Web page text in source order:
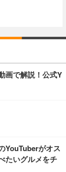
画で解説！公式Y
YouTuberがオス
たいグルメをチ